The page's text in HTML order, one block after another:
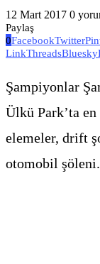
12 Mart 2017 0
Paylaş
0FacebookTwitter
LinkThreadsBluesky
Şampiyonlar
Ülkü Park’ta
elemeler, drift
otomobil şöleni.